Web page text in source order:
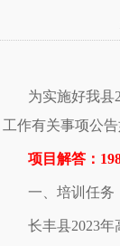
为实施好我县
工作有关事项公告
项目解答：
一、培训任务
长丰县2023